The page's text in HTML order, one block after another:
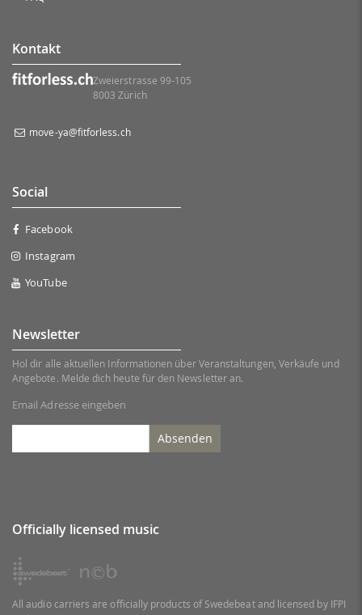
Kontakt
Zweierstrasse 99-105
8003 Zürich
move-ya@fitforless.ch
Social
Facebook
Instagram
YouTube
Newsletter
Hol dir alle aktuellen Informationen über Veranstaltungen, Verkäufe und
Angebote. Melde dich heute für den Newsletter an.
Email Adresse eingeben
Absenden
Officially licensed music
All audio carriers are officially products of Swedebeat and licensed by IFPI